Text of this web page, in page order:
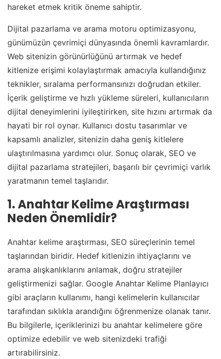
hareket etmek kritik öneme sahiptir.
Dijital pazarlama ve arama motoru optimizasyonu,
günümüzün çevrimiçi dünyasında önemli kavramlardır.
Web sitenizin görünürlüğünü artırmak ve hedef
kitlenize erişimi kolaylaştırmak amacıyla kullandığınız
teknikler, sıralama performansınızı doğrudan etkiler.
İçerik geliştirme ve hızlı yükleme süreleri, kullanıcıların
dijital deneyimlerini iyileştirirken, site hızını artırmak da
hayati bir rol oynar. Kullanıcı dostu tasarımlar ve
kapsamlı analizler, sitenizin daha geniş kitlelere
ulaştırılmasına yardımcı olur. Sonuç olarak, SEO ve
dijital pazarlama stratejileri, başarılı bir çevrimiçi varlık
yaratmanın temel taşlarıdır.
1. Anahtar Kelime Araştırması
Neden Önemlidir?
Anahtar kelime araştırması, SEO süreçlerinin temel
taşlarından biridir. Hedef kitlenizin ihtiyaçlarını ve
arama alışkanlıklarını anlamak, doğru stratejiler
geliştirmenizi sağlar. Google Anahtar Kelime Planlayıcı
gibi araçların kullanımı, hangi kelimelerin kullanıcılar
tarafından sıklıkla arandığını öğrenmenize olanak tanır.
Bu bilgilerle, içeriklerinizi bu anahtar kelimelere göre
optimize edebilir ve web sitenizdeki trafiği
artırabilirsiniz.